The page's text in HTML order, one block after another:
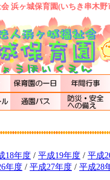
浜ヶ城保育園(いちき串木野
18年度 / 平成19年度 / 平成
年度 / 平成27年度 / 平成28